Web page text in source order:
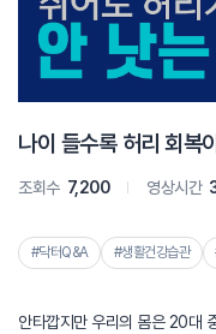
나이 들수록 허리 회복
조회수 7,200 영상시간
#닥터Q&A #생활건강습관
안타깝지만 우리의 몸은 20대